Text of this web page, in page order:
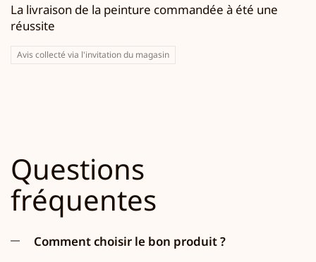
La livraison de la peinture commandée à été une
réussite
Avis collecté via l'invitation du magasin
Questions
fréquentes
Comment choisir le bon produit ?